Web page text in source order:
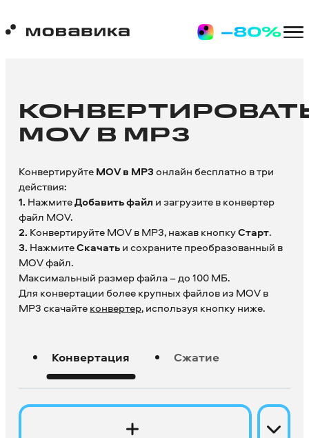
MOV В MP3
КонвертируйтеMOV в MP3онлайн бесплатно в три
действия:
1. НажмитеДобавить файл и загрузите в конвертер
файл MOV.
2. Конвертируйте MOV в MP3, нажав кнопкуСтарт.
3. НажмитеСкачатьи сохраните преобразованный в
MOV файл.
Максимальный размер файла – до 100 МБ.
Для конвертации более крупных файлов из MOV в
MP3 скачайтеконвертер, используя кнопку ниже.
Конвертация Сжатие